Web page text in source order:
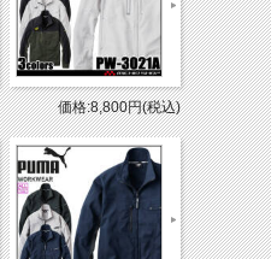
価格:8,800円(税込)